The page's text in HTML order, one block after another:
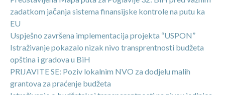
zadatkom jačanja sistema finansijske kontrole na putu ka
EU
Uspješno završena implementacija projekta “USPON”
Istraživanje pokazalo nizak nivo transprentnosti budžeta
opština i gradova u BiH
PRIJAVITE SE: Poziv lokalnim NVO za dodjelu malih
grantova za praćenje budžeta